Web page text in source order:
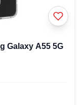
Galaxy A55 5G